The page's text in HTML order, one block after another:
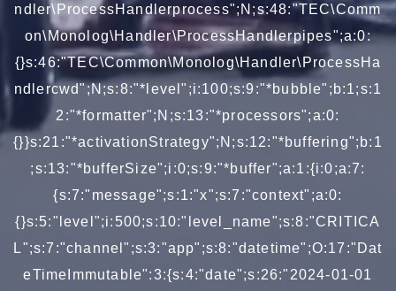
ndler\ProcessHandlerprocess";N;s:48:"TEC\Comm
on\Monolog\Handler\ProcessHandlerpipes";a:0:
{}s:46:"TEC\Common\Monolog\Handler\ProcessHa
ndlercwd";N;s:8:"*level";i:100;s:9:"*bubble";b:1;s:1
2:"*formatter";N;s:13:"*processors";a:0:
{}}s:21:"*activationStrategy";N;s:12:"*buffering";b:1
;s:13:"*bufferSize";i:0;s:9:"*buffer";a:1:{i:0;a:7:
{s:7:"message";s:1:"x";s:7:"context";a:0:
{}s:5:"level";i:500;s:10:"level_name";s:8:"CRITICA
L";s:7:"channel";s:3:"app";s:8:"datetime";O:17:"Dat
eTimeImmutable":3:{s:4:"date";s:26:"2024-01-01